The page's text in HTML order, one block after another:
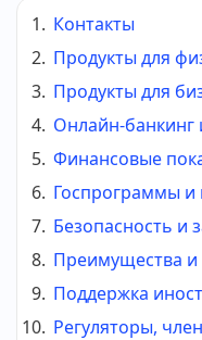
Контакты
Продукты для
Продукты для
Онлайн-
Финансовые
Госпрограммы и
Безопасность и
Преимущества и
Поддержка
Регуляторы,